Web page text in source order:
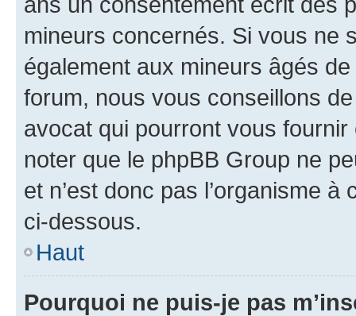
mineurs concernés. Si vous ne
également aux mineurs âgés
forum, nous vous conseillons
avocat qui pourront vous
noter que le phpBB Group ne
et n’est donc pas l’organisme
ci-dessous.
Haut
Pourquoi ne puis-je pas